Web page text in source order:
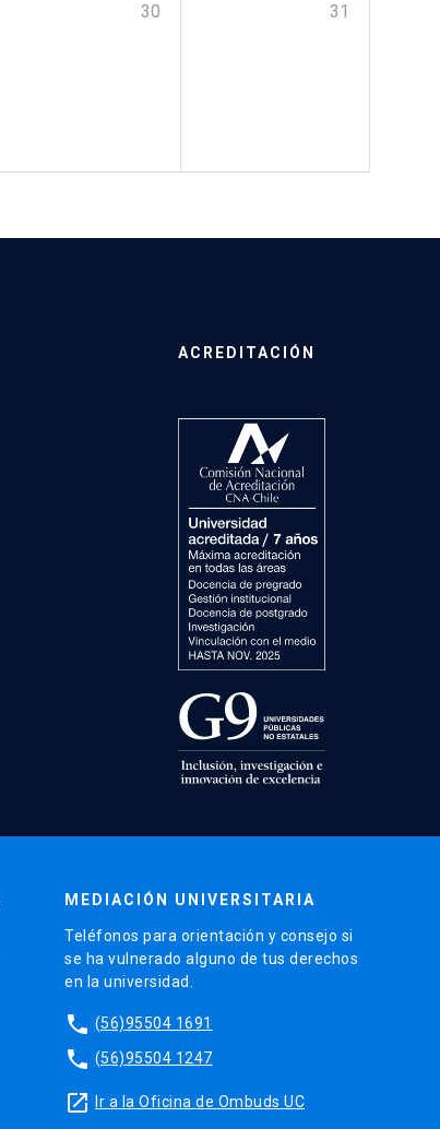
30 31
ACREDITACIÓN
MEDIACIÓN UNIVERSITARIA
Teléfonos para orientación y consejo si
se ha vulnerado alguno de tus derechos
en la universidad.
phone (56)95504 1691
phone (56)95504 1247
launch Ir a la Oficina de Ombuds UC